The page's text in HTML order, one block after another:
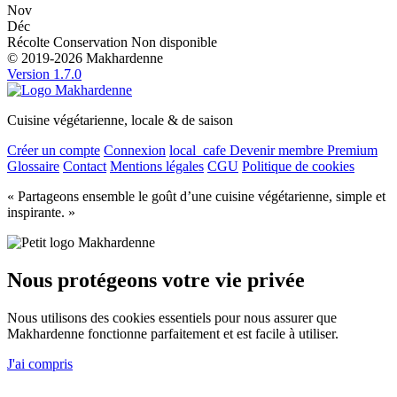
Nov
Déc
Récolte Conservation Non disponible
© 2019-2026 Makhardenne
Version 1.7.0
Cuisine végétarienne, locale & de saison
Créer un compte Connexion local_cafe Devenir membre Premium
Glossaire Contact Mentions légales CGU Politique de cookies
« Partageons ensemble le goût d’une cuisine végétarienne, simple et
inspirante. »
Nous protégeons votre vie privée
Nous utilisons des cookies essentiels pour nous assurer que
Makhardenne fonctionne parfaitement et est facile à utiliser.
J'ai compris